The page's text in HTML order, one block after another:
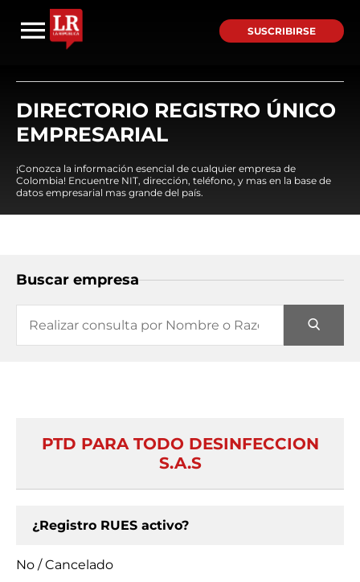
SUSCRIBIRSE
DIRECTORIO REGISTRO ÚNICO
EMPRESARIAL
¡Conozca la información esencial de cualquier empresa de
Colombia! Encuentre NIT, dirección, teléfono, y mas en la base de
datos empresarial mas grande del país.
Buscar empresa
PTD PARA TODO DESINFECCION
S.A.S
¿Registro RUES activo?
No / Cancelado